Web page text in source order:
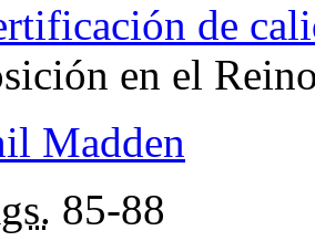
de
en el
Madden
85-88